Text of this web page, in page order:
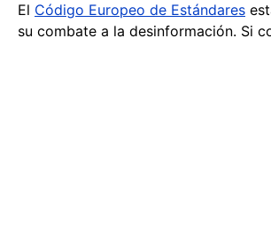
El Código Europeo de Estándares
su combate a la desinformación. Si